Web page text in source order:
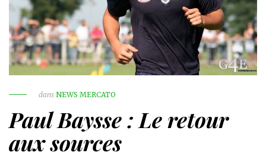
dans NEWS MERCATO
Paul Baysse : Le retour
aux sources